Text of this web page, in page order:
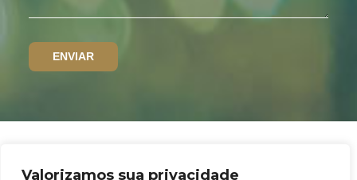
Valorizamos sua privacidade